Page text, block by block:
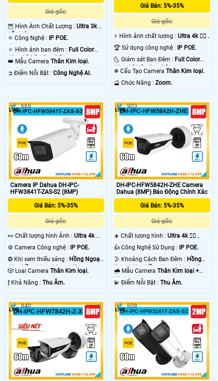
Giá gốc:
🦉 Hình Ành Chất Lượng : Ultra 3k +
Sắc Nét .
⚛️ Công Nghệ : IP POE.
🔅 Hình ảnh ban đêm : Full Color
60m Có Màu Ban Ðêm.
👑 Mẫu Camera Thân Kim loại.
️➲ Điểm Nỗi Bật : Công Nghệ AI.
Giá Bán: 5%-35%
Giá gốc:
️⚡ Hình ảnh chất lượng :Ultra 4k 👍🏾 .
🏆 Sử dụng công nghệ :
IP POE.
🌜 Giám sát Ban Đêm : Full Color
60m Có Màu Ban Ðêm.
❄ Cấu Tạo CameraThân Kim loại.
️🔮 Chức Năng :Zoom.
Camera IP Dahua DH-IPC-
HFW3841T-ZAS-S2 (8MP)
Giá Bán: 5%-35%
Giá gốc:
️👀 Chất lượng hình Ảnh : Ultra 4k 👍🏾
.
⚙ Camera Công nghệ :
IP POE.
❂ Khi xem thiếu sáng : Hồng Ngoại
60m Hồng Ngoại Smart IR.
🎲 Loại Camera Thân Kim loại.
️ƒ Khả Năng : Thu Âm.
669
DH-IPC-HFW5842H-ZHE Camera
Dahua (8MP) Báo Động Chính Xác
Giá Bán: 5%-35%
Giá gốc:
☀️ Chất lượng hình :Ultra 4k 👍🏾 .
👍 Công Nghệ Sử Dụng :
IP POE.
🌛 Khoảng Cách Ban Đêm : Hồng
Ngoại 60m Hồng Ngoại Smart IR.
🌧️ Mẫu CameraThân Kim loại +
Nhựa.
️💫 Điểm Nỗi Bật :Thu Âm.
903
840 608